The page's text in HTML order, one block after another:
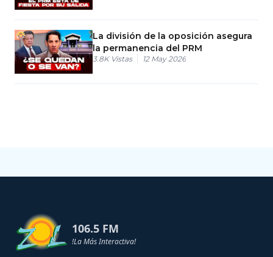
La división de la oposición asegura
la permanencia del PRM
3.8K Vistas 12 May 2026
106.5 FM
!La Más Interactiva!